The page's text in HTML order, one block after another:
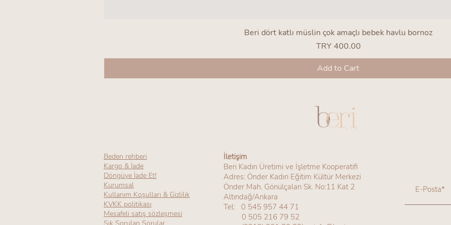
Quick View
Beri dört katlı müslin çok amaçlı bebek havlu bornoz
Price
TRY 400.00
Add to Cart
Beden rehberi
Kargo & İade
Döngüye İade Et!
Kurumsal
Kullanım Koşulları & Gizlilik
KVKK politikası
Mesafeli satış sözleşmesi
İletişim
Beri Kadın Üretimi ve İşletme Kooperatifi
Adres: Önder Kadın Eğitim Kültür Merkezi
Önder Mah. Gönülçalan Sk. No:11 Kat 2
Altındağ/Ankara
Tel:
0 545 957 44 71
0 505 216 79 52